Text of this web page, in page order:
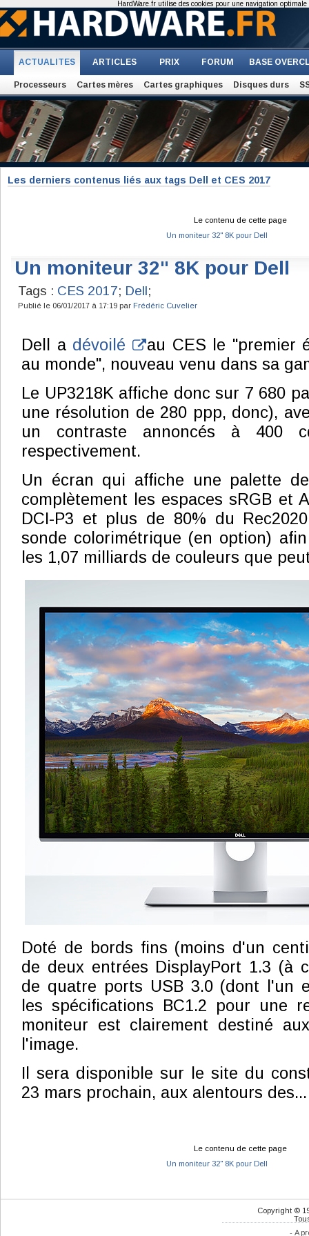
ACTUALITES ARTICLES PRIX FORUM BASE
Processeurs Cartes mères Cartes graphiques Disques durs
Les derniers contenus liés aux tags Dell et CES 2017
Le contenu de cette page
Un moniteur 32" 8K pour Dell
Un moniteur 32" 8K pour Dell
Tags : CES 2017; Dell;
Publié le 06/01/2017 à 17:19 par Frédéric Cuvelier
Dell a dévoilé
au CES le "premier
au monde", nouveau venu dans sa
Le UP3218K affiche donc sur 7 680
une résolution de 280 ppp, donc),
un contraste annoncés à 400
respectivement.
Un écran qui affiche une palette
complètement les espaces sRGB et
DCI-P3 et plus de 80% du
sonde colorimétrique (en option)
les 1,07 milliards de couleurs que
Doté de bords fins (moins d'un
de deux entrées DisplayPort 1.3 (à
de quatre ports USB 3.0 (dont l'un
les spécifications BC1.2 pour une
moniteur est clairement destiné
l'image.
Il sera disponible sur le site du
23 mars prochain, aux alentours
Le contenu de cette page
Un moniteur 32" 8K pour Dell
Copyright ©
- A
HardWare.fr utilise des cookies pour une navigation